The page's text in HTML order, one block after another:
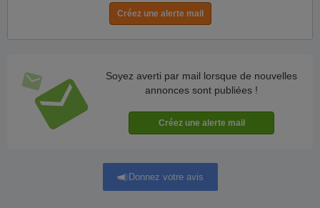
Soyez averti par mail lorsque de nouvelles
annonces sont publiées !
Donnez votre avis